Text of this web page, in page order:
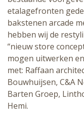
etalagefronten
bakstenen arcade
hebben wij de
“nieuw store
mogen uitwerken
met: Raffaan
Bouwhuijsen, C&A
Barten Groep,